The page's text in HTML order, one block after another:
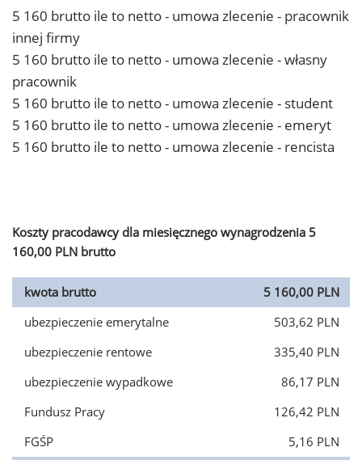
5 160 brutto ile to netto - umowa zlecenie - pracownik
innej firmy
5 160 brutto ile to netto - umowa zlecenie - własny
pracownik
5 160 brutto ile to netto - umowa zlecenie - student
5 160 brutto ile to netto - umowa zlecenie - emeryt
5 160 brutto ile to netto - umowa zlecenie - rencista
Koszty pracodawcy dla miesięcznego wynagrodzenia 5
160,00 PLN brutto
kwota brutto
5 160,00 PLN
ubezpieczenie emerytalne
503,62 PLN
ubezpieczenie rentowe
335,40 PLN
ubezpieczenie wypadkowe
86,17 PLN
Fundusz Pracy
126,42 PLN
FGŚP
5,16 PLN